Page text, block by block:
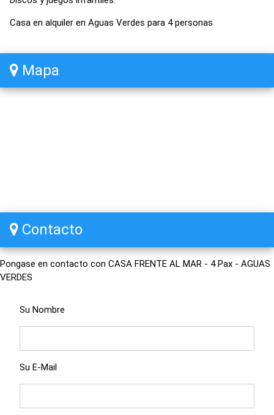
Casa en alquiler en Aguas Verdes para 4 personas
Mapa
Contacto
Pongase en contacto con CASA FRENTE AL MAR - 4 Pax - AGUAS
VERDES
Su Nombre
Su E-Mail